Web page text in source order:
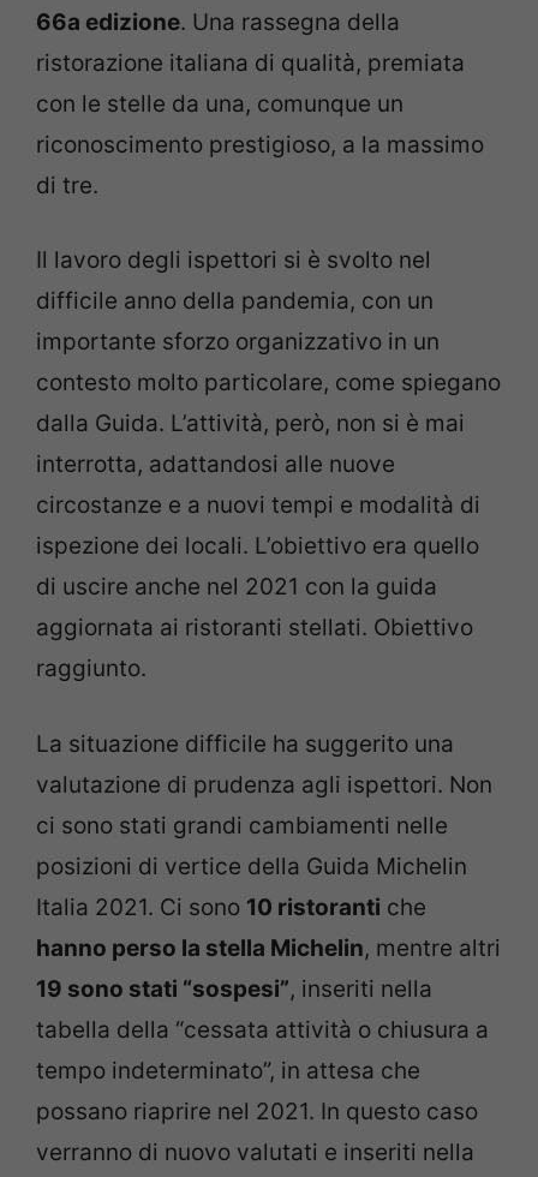
66a edizione. Una rassegna della
ristorazione italiana di qualità, premiata
con le stelle da una, comunque un
riconoscimento prestigioso, a la massimo
di tre.
Il lavoro degli ispettori si è svolto nel
difficile anno della pandemia, con un
importante sforzo organizzativo in un
contesto molto particolare, come spiegano
dalla Guida. L’attività, però, non si è mai
interrotta, adattandosi alle nuove
circostanze e a nuovi tempi e modalità di
ispezione dei locali. L’obiettivo era quello
di uscire anche nel 2021 con la guida
aggiornata ai ristoranti stellati. Obiettivo
raggiunto.
La situazione difficile ha suggerito una
valutazione di prudenza agli ispettori. Non
ci sono stati grandi cambiamenti nelle
posizioni di vertice della Guida Michelin
Italia 2021. Ci sono 10 ristoranti che
hanno perso la stella Michelin, mentre altri
19 sono stati “sospesi”, inseriti nella
tabella della “cessata attività o chiusura a
tempo indeterminato”, in attesa che
possano riaprire nel 2021. In questo caso
verranno di nuovo valutati e inseriti nella